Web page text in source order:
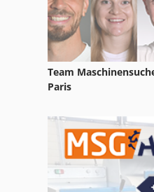
Rems Combi
Rems Gigant
Rems Tornado
Rems Unimat 75
Rexon Rdm
Rlu 210
Team
Paris